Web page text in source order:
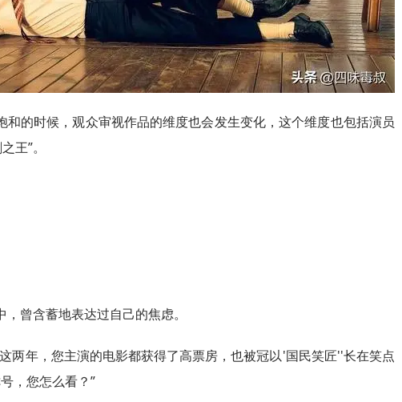
和的时候，观众审视作品的维度也会发生变化，这个维度也包括演员
王”。
曾含蓄地表达过自己的焦虑。
两年，您主演的电影都获得了高票房，也被冠以'国民笑匠''长在笑点
，您怎么看？”